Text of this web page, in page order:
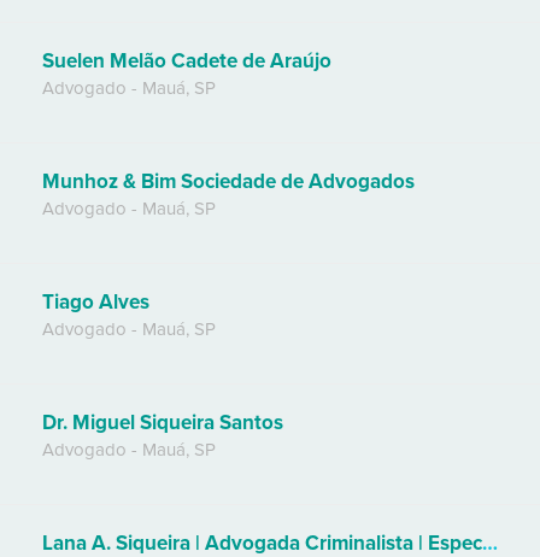
Suelen Melão Cadete de Araújo
Advogado - Mauá, SP
Munhoz & Bim Sociedade de Advogados
Advogado - Mauá, SP
Tiago Alves
Advogado - Mauá, SP
Dr. Miguel Siqueira Santos
Advogado - Mauá, SP
Lana A. Siqueira | Advogada Criminalista | Especialista em Lei de Drogas